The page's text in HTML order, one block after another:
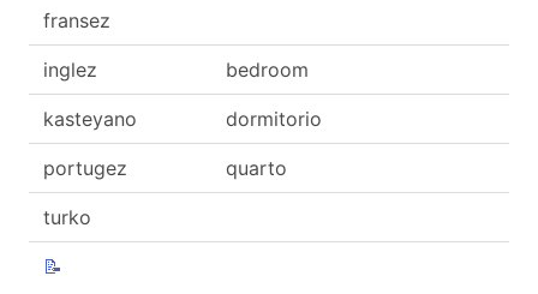
fransez
inglez bedroom
kasteyano dormitorio
portugez quarto
turko
📝